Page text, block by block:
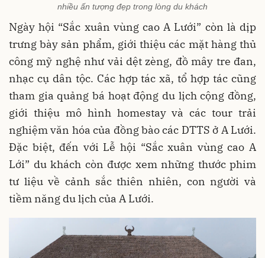
nhiều ấn tượng đẹp trong lòng du khách
Ngày hội “Sắc xuân vùng cao A Lưới” còn là dịp
trưng bày sản phẩm, giới thiệu các mặt hàng thủ
công mỹ nghệ như vải dệt zèng, đồ mây tre đan,
nhạc cụ dân tộc. Các hợp tác xã, tổ hợp tác cũng
tham gia quảng bá hoạt động du lịch cộng đồng,
giới thiệu mô hình homestay và các tour trải
nghiệm văn hóa của đồng bào các DTTS ở A Lưới.
Đặc biệt, đến với Lễ hội “Sắc xuân vùng cao A
Lới” du khách còn được xem những thước phim
tư liệu về cảnh sắc thiên nhiên, con người và
tiềm năng du lịch của A Lưới.